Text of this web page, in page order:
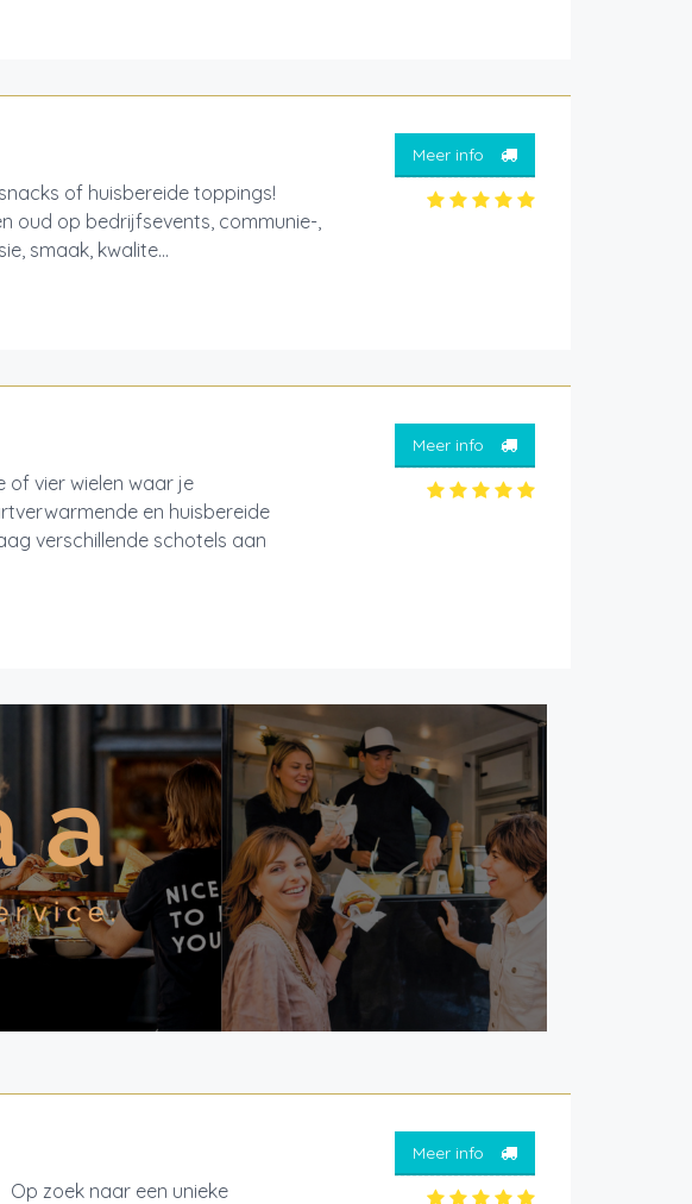
of huisbereide toppings!
oud op bedrijfsevents, communie-,
smaak, kwalite...
Meer info
of vier wielen waar je
en huisbereide
verschillende schotels aan
Meer info
Op zoek naar een unieke
Meer info